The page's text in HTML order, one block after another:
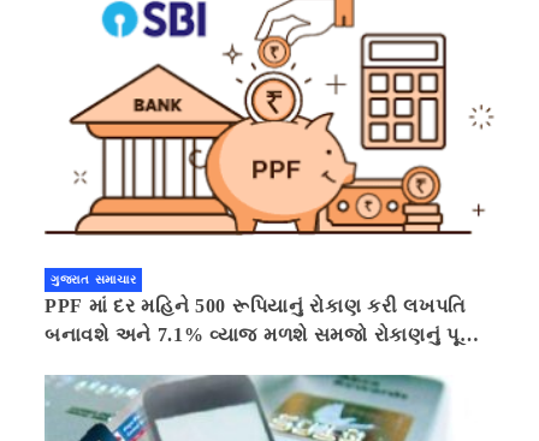
ગુજરાત સમાચાર
PPF માં દર મહિને 500 રૂપિયાનું રોકાણ કરી લખપતિ
બનાવશે અને 7.1% વ્યાજ મળશે સમજો રોકાણનું પૂરું